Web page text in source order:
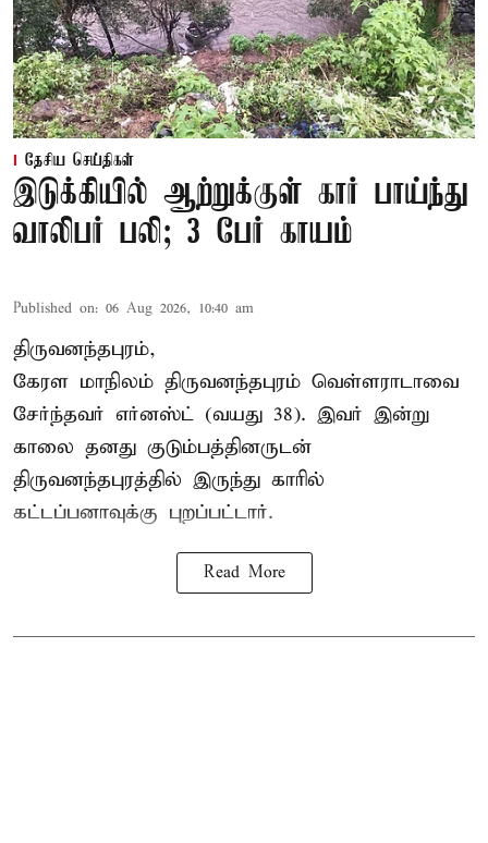
தேசிய செய்திகள்
இடுக்கியில் ஆற்றுக்குள் கார் பாய்ந்து
வாலிபர் பலி; 3 பேர் காயம்
Published on: 06 Aug 2026, 10:40 am
திருவனந்தபுரம்,
கேரள மாநிலம் திருவனந்தபுரம் வெள்ளராடாவை
சேர்ந்தவர் எர்னஸ்ட் (வயது 38). இவர் இன்று
காலை தனது குடும்பத்தினருடன்
திருவனந்தபுரத்தில் இருந்து காரில்
கட்டப்பனாவுக்கு புறப்பட்டார்.
Read More